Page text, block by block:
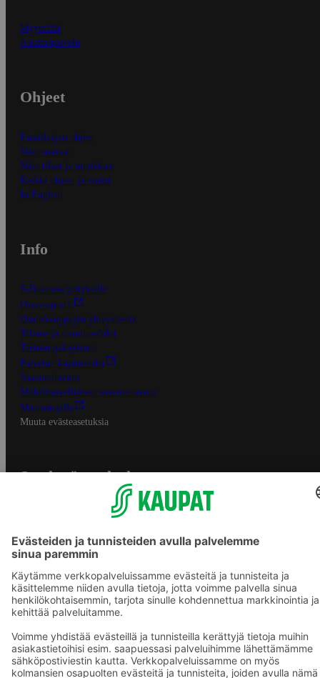
Myymälät
Asiakaspalvelu
Ohjeet
Ensitilaajan ohjeet
Näin maksat
Näin tilaat ja muokkaat
Kaikki ohjeet ja vinkit
In English
Info
S-Business yrityksille
Oiva-raportit
Osuuskauppojen yhteystiedot
Tilaus- ja toimitusehdot
Tietosuojakäytäntö
Palvelun käyttöehdot
Saavutettavuus
Mobiilisovelluksen saavutettavuus
Mainostajalle
Muuta evästeasetuksia
S-ryhmän palvelut
Yhteishyvä Ruoka -sovellus
Prisma.fi
Sokos.fi
S-Pankki
Sokos Hotels
Raflaamo